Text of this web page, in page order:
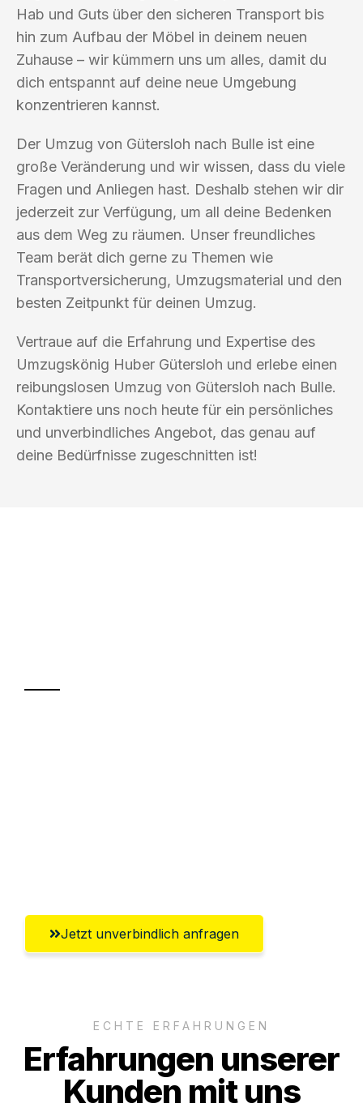
Hab und Guts über den sicheren Transport bis
hin zum Aufbau der Möbel in deinem neuen
Zuhause – wir kümmern uns um alles, damit du
dich entspannt auf deine neue Umgebung
konzentrieren kannst.
Der Umzug von Gütersloh nach Bulle ist eine
große Veränderung und wir wissen, dass du viele
Fragen und Anliegen hast. Deshalb stehen wir dir
jederzeit zur Verfügung, um all deine Bedenken
aus dem Weg zu räumen. Unser freundliches
Team berät dich gerne zu Themen wie
Transportversicherung, Umzugsmaterial und den
besten Zeitpunkt für deinen Umzug.
Vertraue auf die Erfahrung und Expertise des
Umzugskönig Huber Gütersloh und erlebe einen
reibungslosen Umzug von Gütersloh nach Bulle.
Kontaktiere uns noch heute für ein persönliches
und unverbindliches Angebot, das genau auf
deine Bedürfnisse zugeschnitten ist!
Jetzt unverbindlich anfragen
ECHTE ERFAHRUNGEN
Erfahrungen unserer
Kunden mit uns